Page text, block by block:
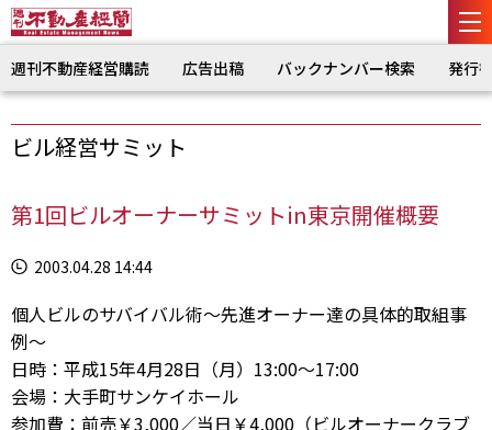
週刊不動産経営購読 広告出稿 バックナンバー検索 発行
ビル経営サミット
第1回ビルオーナーサミットin東京開催概要
2003.04.28 14:44
個人ビルのサバイバル術～先進オーナー達の具体的取組事
例～
日時：平成15年4月28日（月）13:00～17:00
会場：大手町サンケイホール
参加費：前売￥3,000／当日￥4,000（ビルオーナークラブ